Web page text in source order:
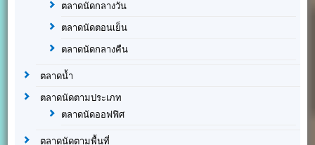
ตลาดนัดกลางวัน
ตลาดนัดตอนเย็น
ตลาดนัดกลางคืน
ตลาดน้ำ
ตลาดนัดตามประเภท
ตลาดนัดออฟฟิศ
ตลาดนัดตามพื้นที่